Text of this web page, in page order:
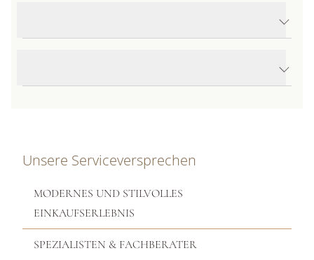
Unsere Serviceversprechen
MODERNES UND STILVOLLES
EINKAUFSERLEBNIS
SPEZIALISTEN & FACHBERATER